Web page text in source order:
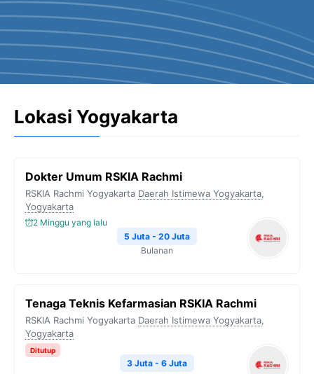
Lokasi Yogyakarta
Dokter Umum RSKIA Rachmi
RSKIA Rachmi Yogyakarta Daerah Istimewa Yogyakarta,
Yogyakarta
2 Minggu yang lalu
5 Juta - 20 Juta
Bulanan
Tenaga Teknis Kefarmasian RSKIA Rachmi
RSKIA Rachmi Yogyakarta Daerah Istimewa Yogyakarta,
Yogyakarta
Ditutup
3 Juta - 6 Juta